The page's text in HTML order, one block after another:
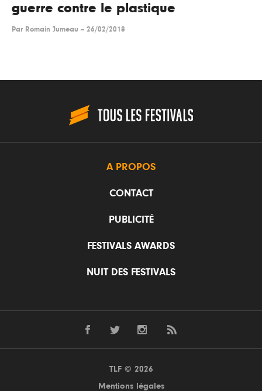
guerre contre le plastique
Par Romain Jumeau -- 26/02/2018
A PROPOS
CONTACT
PUBLICITÉ
FESTIVALS AWARDS
NUIT DES FESTIVALS
TLF © 2026
Mentions légales